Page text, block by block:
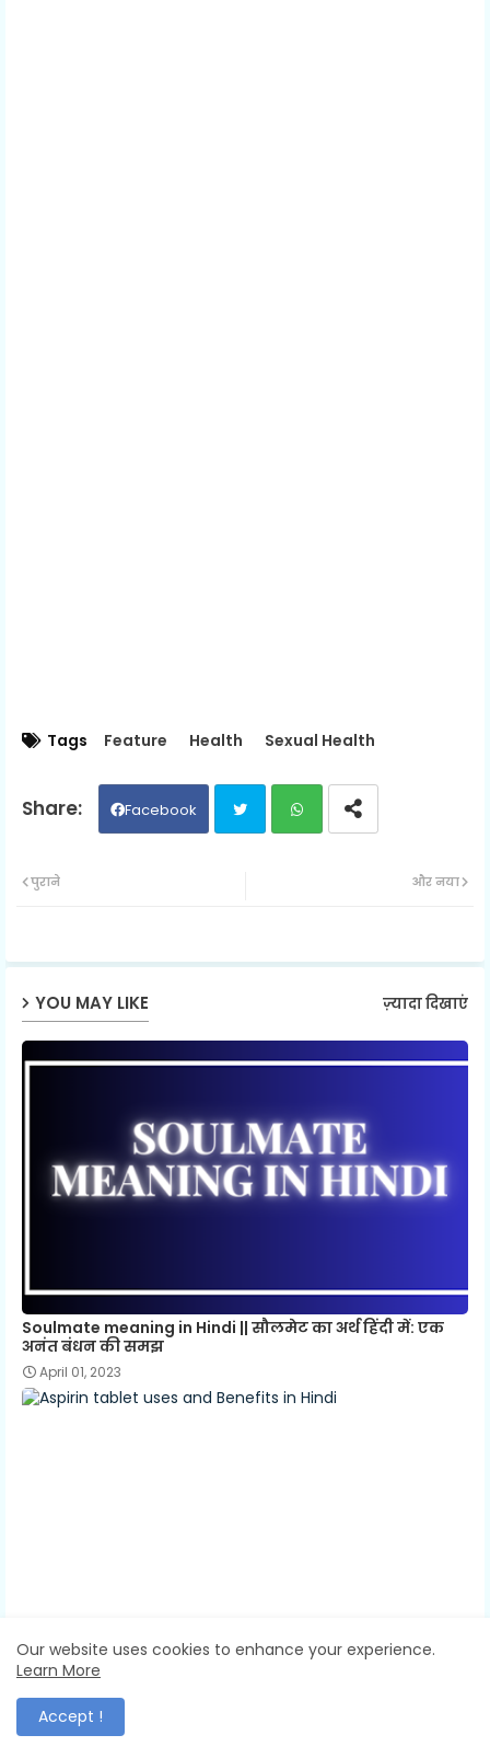
Tags Feature Health Sexual Health
Facebook
ap
और नया
पुराने
YOU MAY LIKE ज़्यादा दिखाएं
Soulmate meaning in Hindi || सौलमेट का अर्थ हिंदी में: एक
अनंत बंधन की समझ
April 01, 2023
Aspirin tablet uses and Benefits in Hindi
July 23, 2022
Our website uses cookies to enhance your experience.
Learn More
Accept !